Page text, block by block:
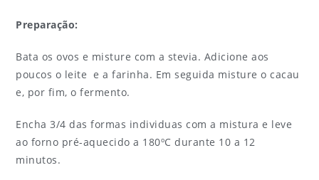
Preparação:
Bata os ovos e misture com a stevia. Adicione aos
poucos o leite e a farinha. Em seguida misture o cacau
e, por fim, o fermento.
Encha 3/4 das formas individuas com a mistura e leve
ao forno pré-aquecido a 180ºC durante 10 a 12
minutos.